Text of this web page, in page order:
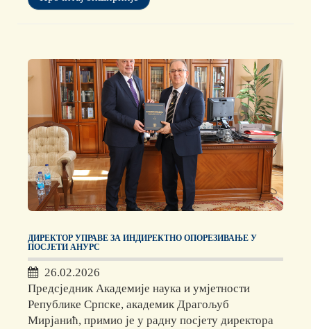
ДИРЕКТОР УПРАВЕ ЗА ИНДИРЕКТНО ОПОРЕЗИВАЊЕ У
ПОСЈЕТИ АНУРС
26.02.2026
Предсједник Академије наука и умјетности
Републике Српске, академик Драгољуб
Мирјанић, примио је у радну посјету директора